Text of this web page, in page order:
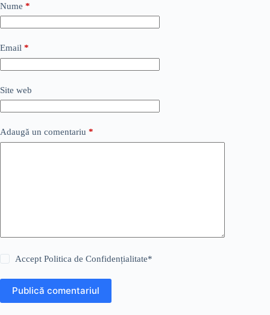
Nume *
Email *
Site web
Adaugă un comentariu *
AcceptPolitica de Confidențialitate*
Publică comentariul